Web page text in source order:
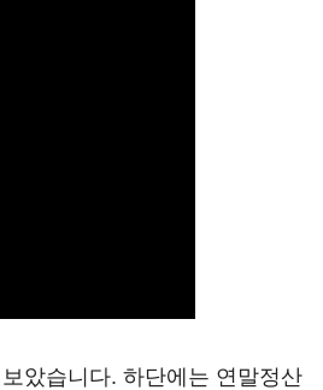
았습니다. 하단에는 연말정산